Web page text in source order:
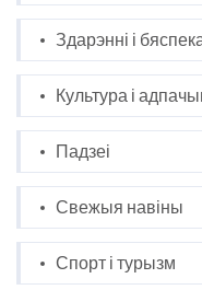
Здарэнні і
Культура і
Падзеі
Свежыя навіны
Спорт і турызм